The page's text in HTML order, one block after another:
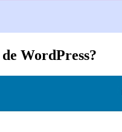
WordPress?